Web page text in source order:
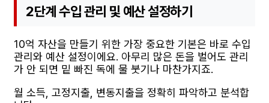
2단계 수입 관리 및 예산 설정하기
10억 자산을 만들기 위한 가장 중요한 기본은 바로 수입
관리와 예산 설정이에요. 아무리 많은 돈을 벌어도 관리
가 안 되면 밑 빠진 독에 물 붓기나 마찬가지죠.
월 소득, 고정지출, 변동지출을 정확히 파악하고 분석합